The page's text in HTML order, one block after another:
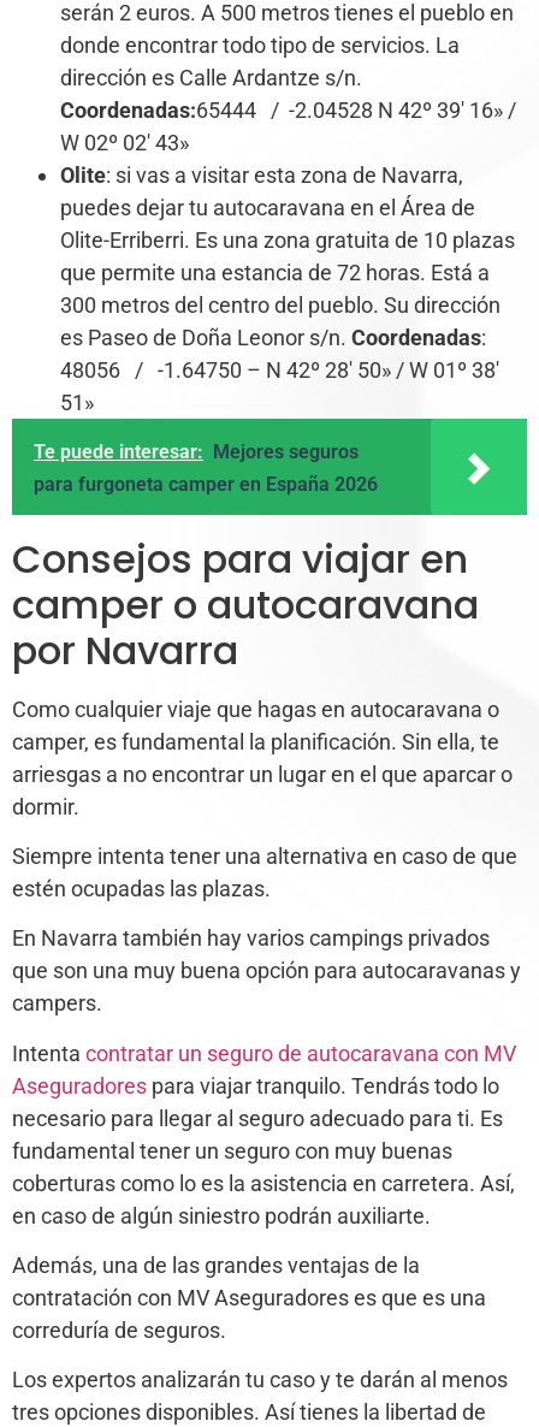
serán 2 euros. A 500 metros tienes el pueblo en
donde encontrar todo tipo de servicios. La
dirección es Calle Ardantze s/n.
Coordenadas:65444 / -2.04528 N 42º 39′ 16» /
W 02º 02′ 43»
Olite: si vas a visitar esta zona de Navarra,
puedes dejar tu autocaravana en el Área de
Olite-Erriberri. Es una zona gratuita de 10 plazas
que permite una estancia de 72 horas. Está a
300 metros del centro del pueblo. Su dirección
es Paseo de Doña Leonor s/n. Coordenadas:
48056 / -1.64750 – N 42º 28′ 50» / W 01º 38′
51»
Te puede interesar: Mejores seguros
para furgoneta camper en España 2026
Consejos para viajar en
camper o autocaravana
por Navarra
Como cualquier viaje que hagas en autocaravana o
camper, es fundamental la planificación. Sin ella, te
arriesgas a no encontrar un lugar en el que aparcar o
dormir.
Siempre intenta tener una alternativa en caso de que
estén ocupadas las plazas.
En Navarra también hay varios campings privados
que son una muy buena opción para autocaravanas y
campers.
Intenta contratar un seguro de autocaravana con MV
Aseguradores para viajar tranquilo. Tendrás todo lo
necesario para llegar al seguro adecuado para ti. Es
fundamental tener un seguro con muy buenas
coberturas como lo es la asistencia en carretera. Así,
en caso de algún siniestro podrán auxiliarte.
Además, una de las grandes ventajas de la
contratación con MV Aseguradores es que es una
correduría de seguros.
Los expertos analizarán tu caso y te darán al menos
tres opciones disponibles. Así tienes la libertad de